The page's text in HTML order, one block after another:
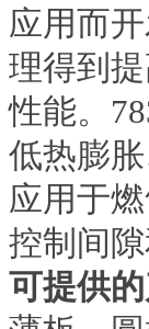
应用而
理得到
性能。
低热膨
应用于
控制间
可提供